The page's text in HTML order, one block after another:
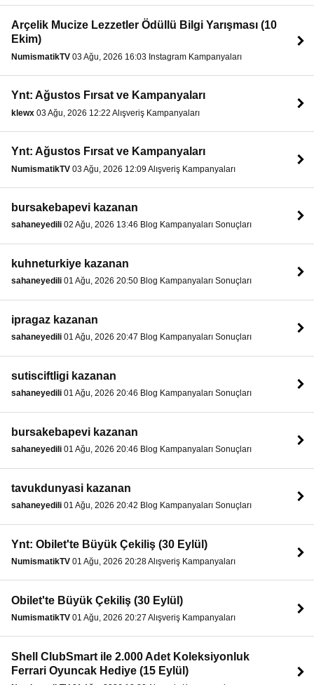
Arçelik Mucize Lezzetler Ödüllü Bilgi Yarışması (10
Ekim)
NumismatikTV 03 Ağu, 2026 16:03 Instagram Kampanyaları
Ynt: Ağustos Fırsat ve Kampanyaları
klewx 03 Ağu, 2026 12:22 Alışveriş Kampanyaları
Ynt: Ağustos Fırsat ve Kampanyaları
NumismatikTV 03 Ağu, 2026 12:09 Alışveriş Kampanyaları
bursakebapevi kazanan
sahaneyedili 02 Ağu, 2026 13:46 Blog Kampanyaları Sonuçları
kuhneturkiye kazanan
sahaneyedili 01 Ağu, 2026 20:50 Blog Kampanyaları Sonuçları
ipragaz kazanan
sahaneyedili 01 Ağu, 2026 20:47 Blog Kampanyaları Sonuçları
sutisciftligi kazanan
sahaneyedili 01 Ağu, 2026 20:46 Blog Kampanyaları Sonuçları
bursakebapevi kazanan
sahaneyedili 01 Ağu, 2026 20:46 Blog Kampanyaları Sonuçları
tavukdunyasi kazanan
sahaneyedili 01 Ağu, 2026 20:42 Blog Kampanyaları Sonuçları
Ynt: Obilet'te Büyük Çekiliş (30 Eylül)
NumismatikTV 01 Ağu, 2026 20:28 Alışveriş Kampanyaları
Obilet'te Büyük Çekiliş (30 Eylül)
NumismatikTV 01 Ağu, 2026 20:27 Alışveriş Kampanyaları
Shell ClubSmart ile 2.000 Adet Koleksiyonluk
Ferrari Oyuncak Hediye (15 Eylül)